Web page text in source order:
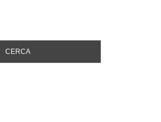
CERCA